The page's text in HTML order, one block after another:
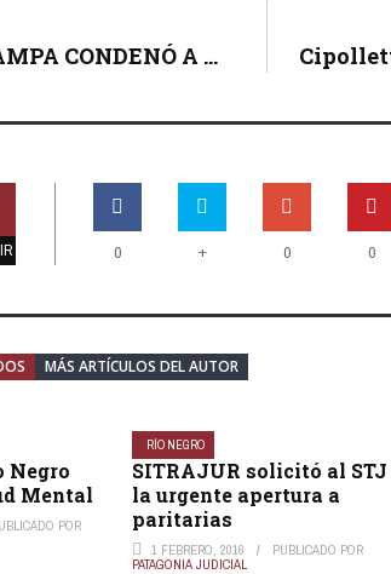
CONDENÓ A ...
0 + 0 0
MÁS ARTÍCULOS DEL AUTOR
Negro
Mental
POR
RÍO NEGRO
SITRAJUR solicitó al STJ
la urgente apertura a
paritarias
1 FEBRERO, 2016
PUBLICADO POR
PATAGONIA JUDICIAL